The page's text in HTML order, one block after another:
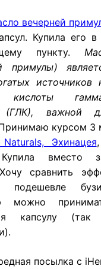
вечерней
Купила его
пункту.
примулы)
источников
гамма-
(ГЛК), важной
курсом 3
Naturals, Эхинацея
вместо
сравнить
подешевле
можно
капсулу